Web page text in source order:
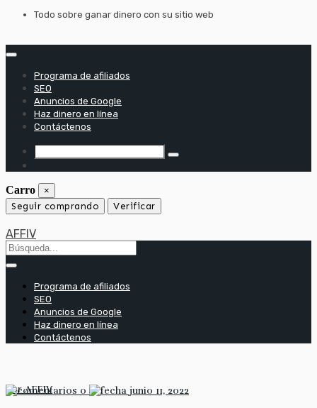
saltar
Todo sobre ganar dinero con su sitio web
Programa de afiliados
SEO
Anuncios de Google
Haz dinero en línea
Contáctenos
Carro ×
Seguir comprando Verificar
AFFIV
Programa de afiliados
SEO
Anuncios de Google
Haz dinero en línea
Contáctenos
por AFFIV 0 junio 11, 2022